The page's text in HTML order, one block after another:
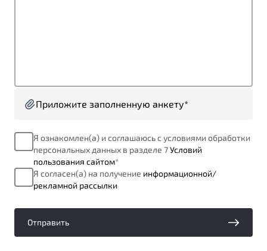
Автомобили в наличии
Тест-драйв
Спецпредложения
Преимущества программы
Запись на сервис
Калькулятор ТО
Приложите заполненную анкету*
Я ознакомлен(а) и соглашаюсь с условиями обработки
персональных данных в разделе 7Условий
пользования сайтом*
Я согласен(а) на получение информационной/
рекламной рассылки
Отправить